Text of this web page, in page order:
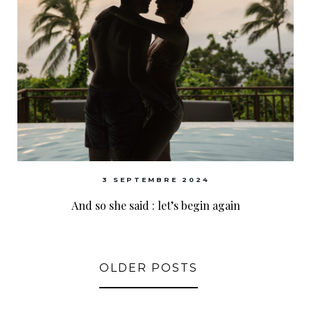
3 SEPTEMBRE 2024
And so she said : let’s begin again
OLDER POSTS